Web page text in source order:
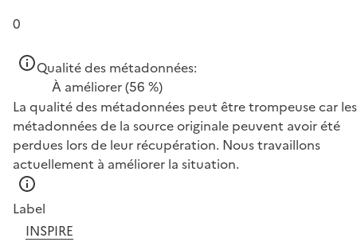
0
Qualité des métadonnées:
À améliorer(56 %)
La qualité des métadonnées peut être trompeuse car les
métadonnées de la source originale peuvent avoir été
perdues lors de leur récupération. Nous travaillons
actuellement à améliorer la situation.
Label
INSPIRE